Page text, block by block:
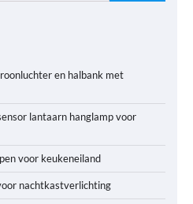
en halbank met
lantaarn hanglamp voor
voor keukeneiland
nachtkastverlichting